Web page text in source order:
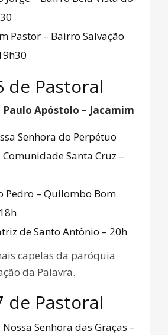
Pastor – Bairro Salvação
de Pastoral
Apóstolo – Jacamim
Senhora do Perpétuo
Comunidade Santa Cruz –
Pedro – Quilombo Bom
de Santo Antônio – 20h
capelas da paróquia
da Palavra.
de Pastoral
Senhora das Graças –